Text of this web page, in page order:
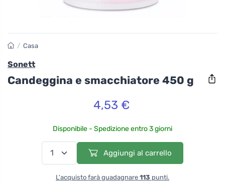
/ Casa
Sonett
Candeggina e smacchiatore 450 g
4,53 €
Disponibile - Spedizione entro 3 giorni
Aggiungi al carrello
L'acquisto farà guadagnare 113 punti.